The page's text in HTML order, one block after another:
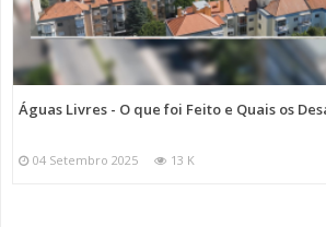
Águas Livres - O que foi Feito e Quais os
04 Setembro 2025 13 K